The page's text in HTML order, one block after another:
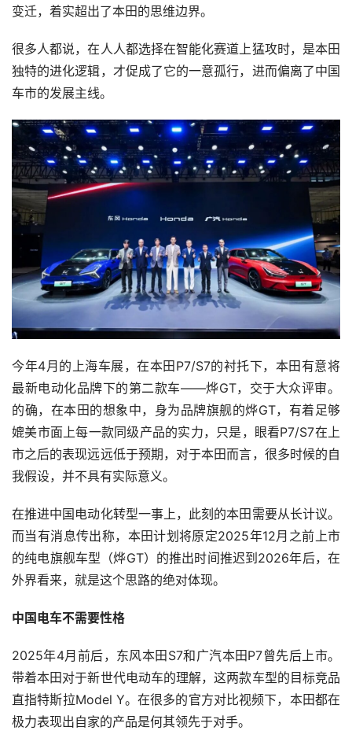
变迁，着实超出了本田的思维边界。
很多人都说，在人人都选择在智能化赛道上猛攻时，是本田
独特的进化逻辑，才促成了它的一意孤行，进而偏离了中国
车市的发展主线。
今年4月的上海车展，在本田P7/S7的衬托下，本田有意将
最新电动化品牌下的第二款车——烨GT，交于大众评审。
的确，在本田的想象中，身为品牌旗舰的烨GT，有着足够
媲美市面上每一款同级产品的实力，只是，眼看P7/S7在上
市之后的表现远远低于预期，对于本田而言，很多时候的自
我假设，并不具有实际意义。
在推进中国电动化转型一事上，此刻的本田需要从长计议。
而当有消息传出称，本田计划将原定2025年12月之前上市
的纯电旗舰车型（烨GT）的推出时间推迟到2026年后，在
外界看来，就是这个思路的绝对体现。
中国电车不需要性格
2025年4月前后，东风本田S7和广汽本田P7曾先后上市。
带着本田对于新世代电动车的理解，这两款车型的目标竞品
直指特斯拉Model Y。在很多的官方对比视频下，本田都在
极力表现出自家的产品是何其领先于对手。